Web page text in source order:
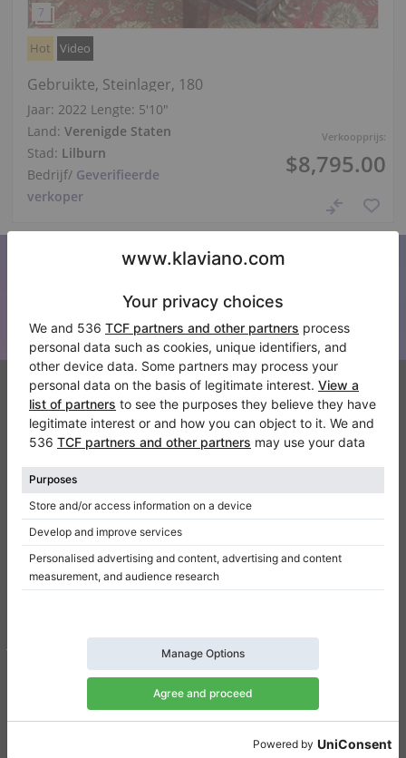
Verkoopprijs:
$8,795.00
Hot Video
Gebruikte, Steinlager, 180
Jaar: 2022 Lengte: 5′10″
Land: Verenigde Staten
Stad: Lilburn
Bedrijf/ Geverifieerde
verkoper
Abonneer u op onze nieuwsbrief
Klaviano
FAQ
Contact
Informatie
Een review schrijven
Gebruiksvoorwaarden
Toestemmingsinstellingen
Snelkoppelingen